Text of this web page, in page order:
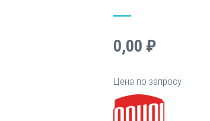
0,00 ₽
Цена по запросу